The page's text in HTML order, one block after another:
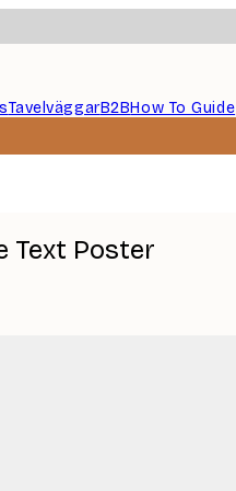
TavelväggarB2BHow To Guide
Text Poster